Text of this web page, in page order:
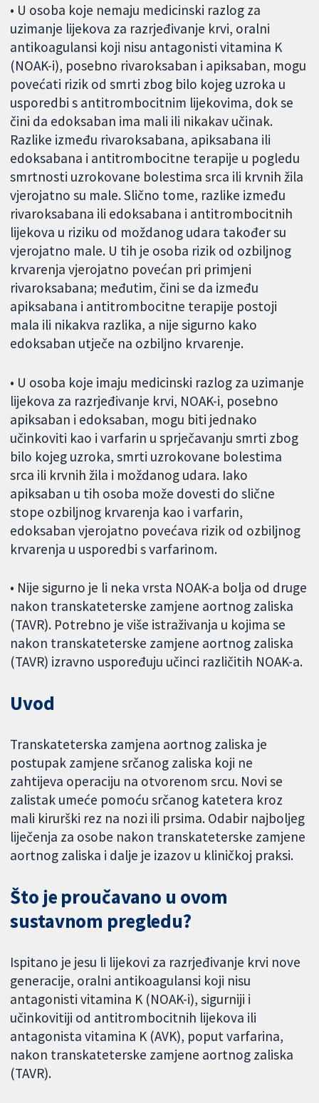
• U osoba koje nemaju medicinski razlog za
uzimanje lijekova za razrjeđivanje krvi, oralni
antikoagulansi koji nisu antagonisti vitamina K
(NOAK-i), posebno rivaroksaban i apiksaban, mogu
povećati rizik od smrti zbog bilo kojeg uzroka u
usporedbi s antitrombocitnim lijekovima, dok se
čini da edoksaban ima mali ili nikakav učinak.
Razlike između rivaroksabana, apiksabana ili
edoksabana i antitrombocitne terapije u pogledu
smrtnosti uzrokovane bolestima srca ili krvnih žila
vjerojatno su male. Slično tome, razlike između
rivaroksabana ili edoksabana i antitrombocitnih
lijekova u riziku od moždanog udara također su
vjerojatno male. U tih je osoba rizik od ozbiljnog
krvarenja vjerojatno povećan pri primjeni
rivaroksabana; međutim, čini se da između
apiksabana i antitrombocitne terapije postoji
mala ili nikakva razlika, a nije sigurno kako
edoksaban utječe na ozbiljno krvarenje.
• U osoba koje imaju medicinski razlog za uzimanje
lijekova za razrjeđivanje krvi, NOAK-i, posebno
apiksaban i edoksaban, mogu biti jednako
učinkoviti kao i varfarin u sprječavanju smrti zbog
bilo kojeg uzroka, smrti uzrokovane bolestima
srca ili krvnih žila i moždanog udara. Iako
apiksaban u tih osoba može dovesti do slične
stope ozbiljnog krvarenja kao i varfarin,
edoksaban vjerojatno povećava rizik od ozbiljnog
krvarenja u usporedbi s varfarinom.
• Nije sigurno je li neka vrsta NOAK-a bolja od druge
nakon transkateterske zamjene aortnog zaliska
(TAVR). Potrebno je više istraživanja u kojima se
nakon transkateterske zamjene aortnog zaliska
(TAVR) izravno uspoređuju učinci različitih NOAK-a.
Uvod
Transkateterska zamjena aortnog zaliska je
postupak zamjene srčanog zaliska koji ne
zahtijeva operaciju na otvorenom srcu. Novi se
zalistak umeće pomoću srčanog katetera kroz
mali kirurški rez na nozi ili prsima. Odabir najboljeg
liječenja za osobe nakon transkateterske zamjene
aortnog zaliska i dalje je izazov u kliničkoj praksi.
Što je proučavano u ovom
sustavnom pregledu?
Ispitano je jesu li lijekovi za razrjeđivanje krvi nove
generacije, oralni antikoagulansi koji nisu
antagonisti vitamina K (NOAK-i), sigurniji i
učinkovitiji od antitrombocitnih lijekova ili
antagonista vitamina K (AVK), poput varfarina,
nakon transkateterske zamjene aortnog zaliska
(TAVR).